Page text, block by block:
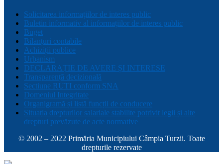
Solicitarea informațiilor de interes public
Buletin informativ al informațiilor de interes public
Buget
Bilanțuri contabile
Achiziții publice
Urbanism
DECLARAȚIE DE AVERE ȘI INTERESE
Transparență decizională
Sectiune RUTI conform SNA
Domeniul Integritate
Organigramă și listă funcții de conducere
Situația drepturilor salariale stabilite potrivit legii și alte
drepturi prevăzute de acte normative
© 2002 – 2022 Primăria Municipiului Câmpia Turzii. Toate
drepturile rezervate